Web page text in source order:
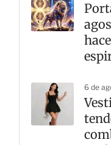
6 de